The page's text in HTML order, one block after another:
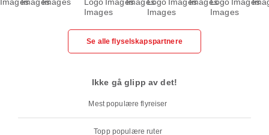
Se alle flyselskapspartnere
Ikke gå glipp av det!
Mest populære flyreiser
Topp populære ruter